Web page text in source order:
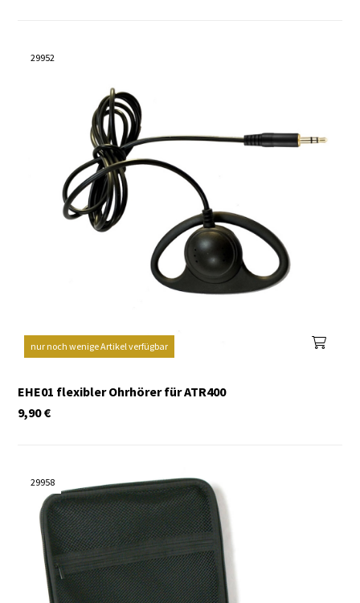
29952
nur noch wenige Artikel verfügbar
EHE01 flexibler Ohrhörer für ATR400
€
9,90
29958